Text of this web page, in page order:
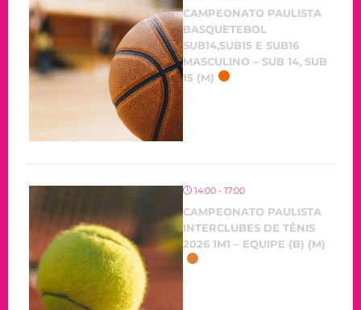
CAMPEONATO PAULISTA
BASQUETEBOL
SUB14,SUB15 E SUB16
MASCULINO – SUB 14, SUB
15 (M)
14:00 - 17:00
CAMPEONATO PAULISTA
INTERCLUBES DE TÊNIS
2026 1M1 – EQUIPE (B) (M)